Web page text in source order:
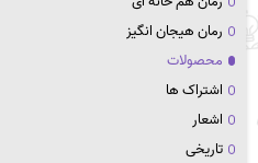
رمان هیجان انگیز
محصولات
اشتراک ها
اشعار
تاریخی